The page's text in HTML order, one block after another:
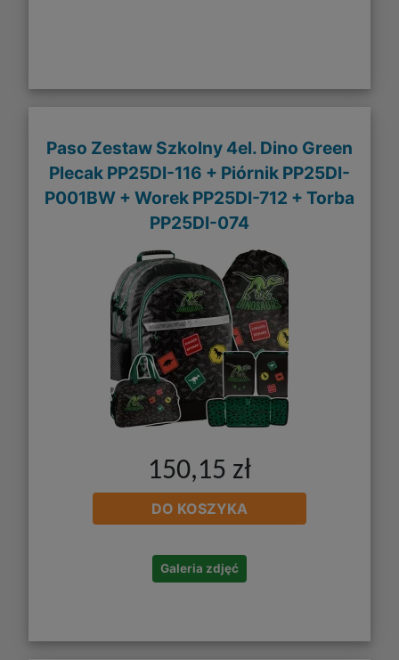
Paso Zestaw Szkolny 4el. Dino Green
Plecak PP25DI-116 + Piórnik PP25DI-
P001BW + Worek PP25DI-712 + Torba
PP25DI-074
150,15 zł
DO KOSZYKA
Galeria zdjęć